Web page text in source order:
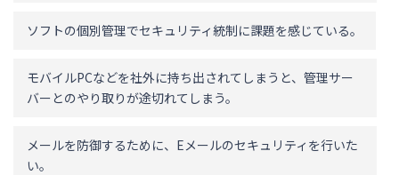
ソフトの個別管理でセキュリティ統制に課題を感じている。
モバイルPCなどを社外に持ち出されてしまうと、管理サー
バーとのやり取りが途切れてしまう。
メールを防御するために、Eメールのセキュリティを行いた
い。